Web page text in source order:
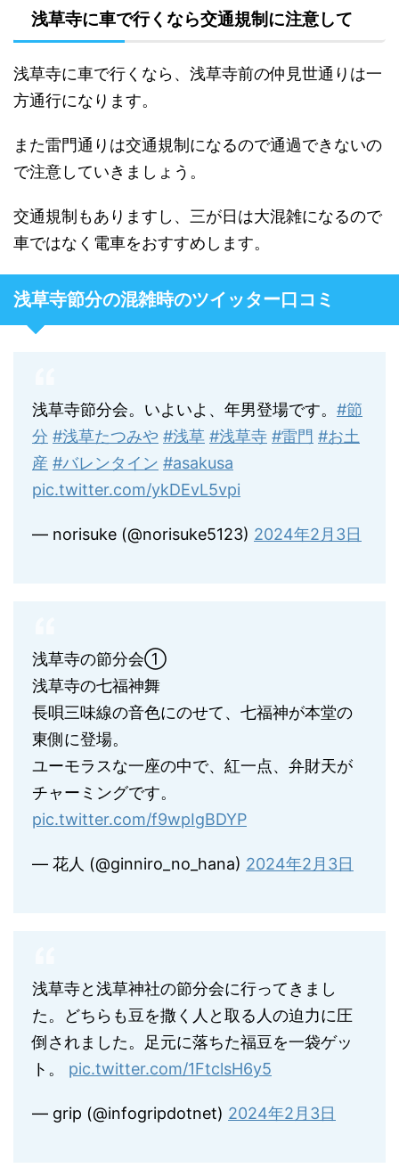
浅草寺に車で行くなら交通規制に注意して
浅草寺に車で行くなら、浅草寺前の仲見世通りは一
方通行になります。
また雷門通りは交通規制になるので通過できないの
で注意していきましょう。
交通規制もありますし、三が日は大混雑になるので
車ではなく電車をおすすめします。
浅草寺節分の混雑時のツイッター口コミ
浅草寺節分会。いよいよ、年男登場です。 #節
分 #浅草たつみや #浅草 #浅草寺 #雷門 #お土
産 #バレンタイン #asakusa
pic.twitter.com/ykDEvL5vpi
— norisuke (@norisuke5123) 2024年2月3日
浅草寺の節分会①
浅草寺の七福神舞
長唄三味線の音色にのせて、七福神が本堂の
東側に登場。
ユーモラスな一座の中で、紅一点、弁財天が
チャーミングです。
pic.twitter.com/f9wpIgBDYP
— 花人 (@ginniro_no_hana) 2024年2月3日
浅草寺と浅草神社の節分会に行ってきまし
た。どちらも豆を撒く人と取る人の迫力に圧
倒されました。足元に落ちた福豆を一袋ゲッ
ト。 pic.twitter.com/1FtclsH6y5
— grip (@infogripdotnet) 2024年2月3日